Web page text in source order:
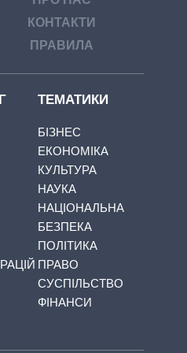
КОНТАКТИ
ПРАВИЛА
ТЕМАТИКИ
БІЗНЕС
ЕКОНОМІКА
КУЛЬТУРА
НАУКА
НАЦІОНАЛЬНА
БЕЗПЕКА
ПОЛІТИКА
ПРАВО
СУСПІЛЬСТВО
ФІНАНСИ